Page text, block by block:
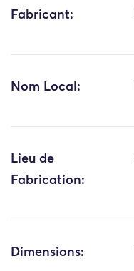
Fabricant:
Nom Local:
Lieu de
Fabrication:
Dimensions: